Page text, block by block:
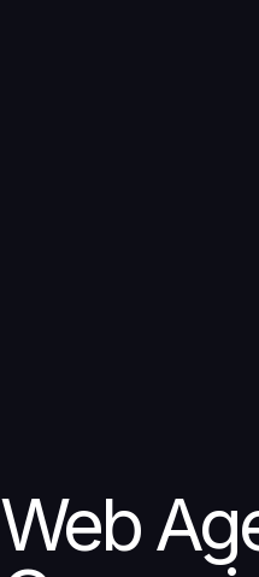
Web